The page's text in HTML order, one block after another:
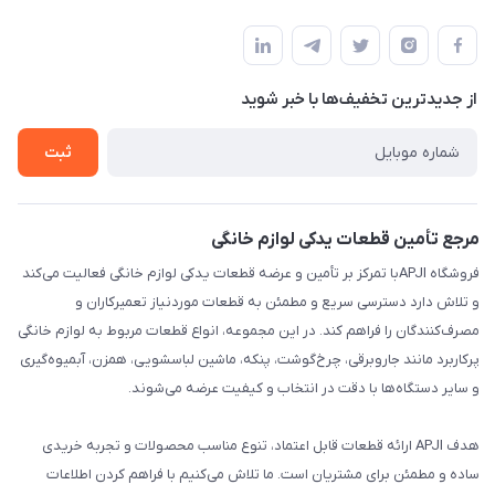
لیست محصولات
درباره ما
قوانین و مقررات
حریم خصوصی
راهنما
از جدید‌ترین تخفیف‌ها با‌ خبر شوید
ثبت
مرجع تأمین قطعات یدکی لوازم خانگی
فروشگاه APJIبا تمرکز بر تأمین و عرضه قطعات یدکی لوازم خانگی فعالیت می‌کند
و تلاش دارد دسترسی سریع و مطمئن به قطعات موردنیاز تعمیرکاران و
مصرف‌کنندگان را فراهم کند. در این مجموعه، انواع قطعات مربوط به لوازم خانگی
پرکاربرد مانند جاروبرقی، چرخ‌گوشت، پنکه، ماشین لباسشویی، همزن، آبمیوه‌گیری
و سایر دستگاه‌ها با دقت در انتخاب و کیفیت عرضه می‌شوند.
هدف APJI ارائه قطعات قابل اعتماد، تنوع مناسب محصولات و تجربه خریدی
ساده و مطمئن برای مشتریان است. ما تلاش می‌کنیم با فراهم کردن اطلاعات